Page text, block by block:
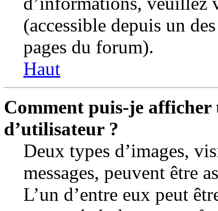
(accessible depuis un
pages du forum).
Haut
Comment puis-je afficher
d’utilisateur ?
Deux types d’images,
messages, peuvent être
L’un d’entre eux peut